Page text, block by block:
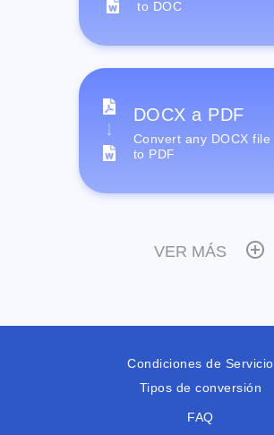
to DOC
DOCX a PDF
Convert any DOCX file
to PDF
VER MÁS
Condiciones de Servicio
Tipos de conversión
FAQ